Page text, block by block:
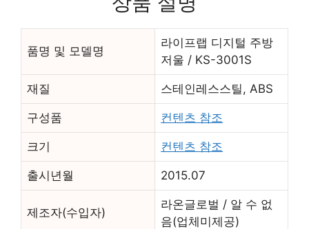
품명 및 모델명
라이프랩 디지털 주방
저울 / KS-3001S
재질 스테인레스스틸, ABS
구성품 컨텐츠 참조
크기 컨텐츠 참조
출시년월 2015.07
제조자(수입자)
라온글로벌 / 알 수 없
음(업체미제공)